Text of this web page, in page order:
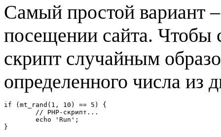
Самый простой вариант
посещении сайта. Чтобы
скрипт случайным
определенного числа из
if (mt_rand(1, 10) == 5) {
}